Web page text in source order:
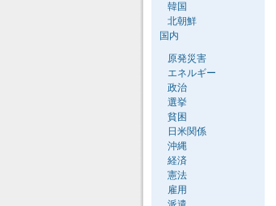
韓国
北朝鮮
国内
原発災害
エネルギー
政治
選挙
貧困
日米関係
沖縄
経済
憲法
雇用